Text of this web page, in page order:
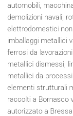
automobili,
demolizioni navali,
elettrodomestici
imballaggi metallici
ferrosi da
metallici dismessi,
metallici da
elementi strutturali
raccolti a Bornasco
autorizzato a